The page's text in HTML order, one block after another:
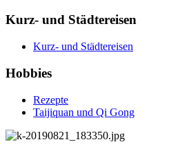
Kurz- und Städtereisen
Kurz- und Städtereisen
Hobbies
Rezepte
Taijiquan und Qi Gong